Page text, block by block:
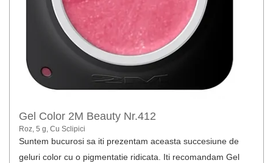
Gel Color 2M Beauty Nr.412
Roz, 5 g, Cu Sclipici
Suntem bucurosi sa iti prezentam aceasta succesiune de
geluri color cu o pigmentatie ridicata. Iti recomandam Gel